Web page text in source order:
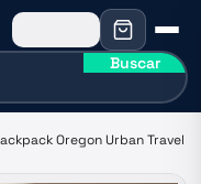
Buscar
Oregon Urban Travel